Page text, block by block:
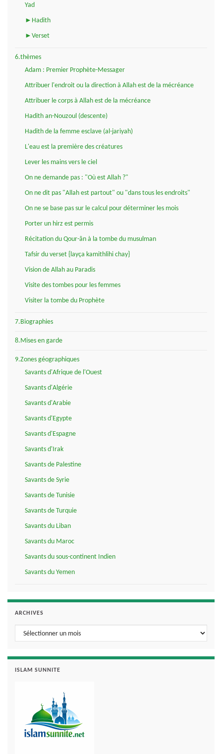
Yad
►Hadith
►Verset
6.thèmes
Adam : Premier Prophète-Messager
Attribuer l'endroit ou la direction à Allah est de la mécréance
Attribuer le corps à Allah est de la mécréance
Hadith an-Nouzoul (descente)
Hadith de la femme esclave (al-jariyah)
L'eau est la première des créatures
Lever les mains vers le ciel
On ne demande pas : "Où est Allah ?"
On ne dit pas "Allah est partout" ou "dans tous les endroits"
On ne se base pas sur le calcul pour déterminer les mois
Porter un hirz est permis
Récitation du Qour-ân à la tombe du musulman
Tafsir du verset {layça kamithlihi chay}
Vision de Allah au Paradis
Visite des tombes pour les femmes
Visiter la tombe du Prophète
7.Biographies
8.Mises en garde
9.Zones géographiques
Savants d'Afrique de l'Ouest
Savants d'Algérie
Savants d'Arabie
Savants d'Egypte
Savants d'Espagne
Savants d'Irak
Savants de Palestine
Savants de Syrie
Savants de Tunisie
Savants de Turquie
Savants du Liban
Savants du Maroc
Savants du sous-continent Indien
Savants du Yemen
ARCHIVES
Archives
ISLAM SUNNITE